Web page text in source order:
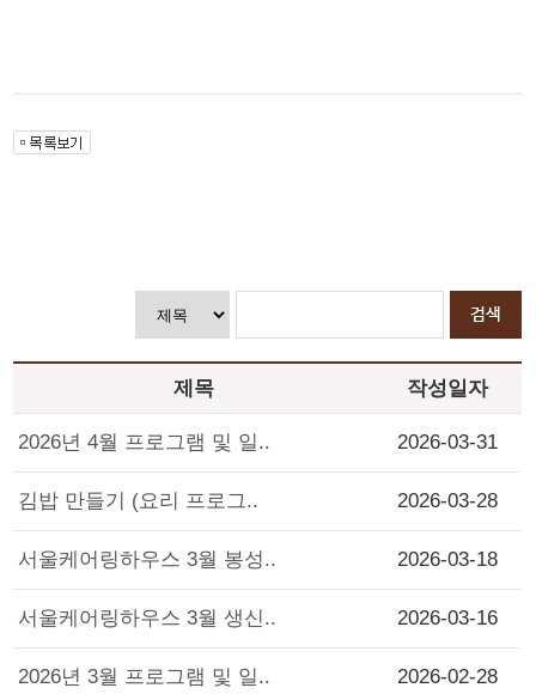
제목 작성일자
2026년 4월 프로그램 및 일.. 2026-03-31
김밥 만들기 (요리 프로그.. 2026-03-28
서울케어링하우스 3월 봉성.. 2026-03-18
서울케어링하우스 3월 생신.. 2026-03-16
2026년 3월 프로그램 및 일.. 2026-02-28